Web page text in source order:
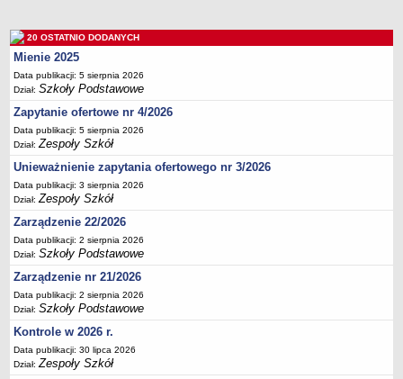
PONOWNE WYKORZYSTYWANIE
Sprawozdania
Deklaracja dostępności
DEKLARACJA DOSTĘPNOŚCI
PONOWNE WYKORZYSTYWANIE
UDOSTĘPNIANIE INFORMACJI PUBLICZNEJ
OCHRONA DANYCH OSOBOWYCH
20 OSTATNIO DODANYCH
Mienie 2025
Data publikacji: 5 sierpnia 2026
Dział:Szkoły Podstawowe
Zapytanie ofertowe nr 4/2026
Data publikacji: 5 sierpnia 2026
Dział:Zespoły Szkół
Unieważnienie zapytania ofertowego nr 3/2026
Data publikacji: 3 sierpnia 2026
Dział:Zespoły Szkół
Zarządzenie 22/2026
Data publikacji: 2 sierpnia 2026
Dział:Szkoły Podstawowe
Zarządzenie nr 21/2026
Data publikacji: 2 sierpnia 2026
Dział:Szkoły Podstawowe
Kontrole w 2026 r.
Data publikacji: 30 lipca 2026
Dział:Zespoły Szkół